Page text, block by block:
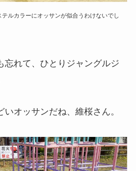
テルカラーにオッサンが似合うわけないでし
忘れて、ひとりジャングルジ
いオッサンだね、維桜さん。